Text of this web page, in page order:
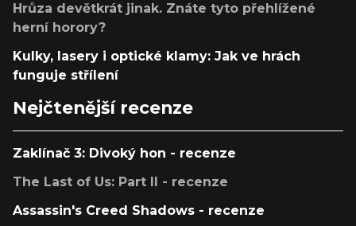
Hrůza devětkrát jinak. Znáte tyto přehlížené
herní horory?
Kulky, lasery i optické klamy: Jak ve hrách
funguje střílení
Nejčtenější recenze
Zaklínač 3: Divoký hon - recenze
The Last of Us: Part II - recenze
Assassin's Creed Shadows - recenze